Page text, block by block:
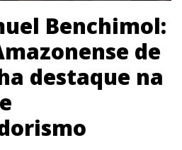
Benchimol:
de
destaque na